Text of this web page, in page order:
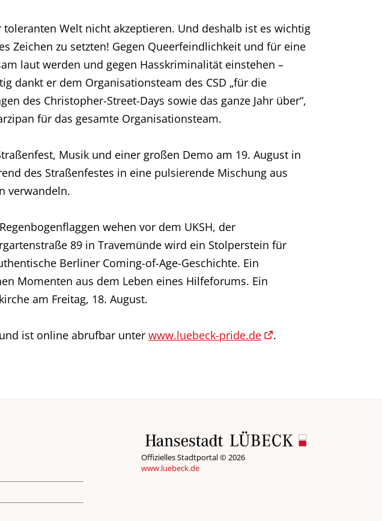
toleranten Welt nicht akzeptieren. Und deshalb ist es wichtig
Zeichen zu setzten! Gegen Queerfeindlichkeit und für eine
laut werden und gegen Hasskriminalität einstehen –
dankt er dem Organisationsteam des CSD „für die
des Christopher-Street-Days sowie das ganze Jahr über“,
für das gesamte Organisationsteam.
Musik und einer großen Demo am 19. August in
des Straßenfestes in eine pulsierende Mischung aus
verwandeln.
wehen vor dem UKSH, der
89 in Travemünde wird ein Stolperstein für
Berliner Coming-of-Age-Geschichte. Ein
Momenten aus dem Leben eines Hilfeforums. Ein
am Freitag, 18. August.
ist online abrufbar unter www.luebeck-pride.de .
Offizielles Stadtportal © 2026
www.luebeck.de